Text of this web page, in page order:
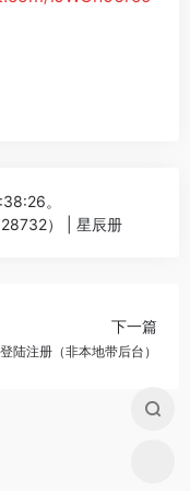
。
） | 星辰册
下一篇
陆注册（非本地带后台）